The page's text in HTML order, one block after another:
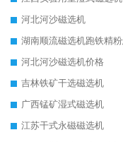
河北河沙磁选机
河北河沙磁选机价格
吉林铁矿干选磁选机
广西锰矿湿式磁选机
江苏干式永磁磁选机